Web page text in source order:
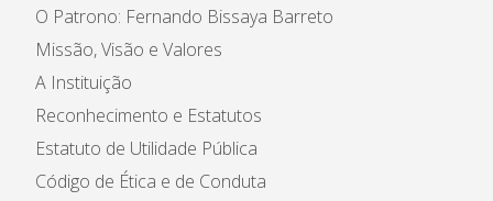
O Patrono: Fernando Bissaya Barreto
Missão, Visão e Valores
A Instituição
Reconhecimento e Estatutos
Estatuto de Utilidade Pública
Código de Ética e de Conduta